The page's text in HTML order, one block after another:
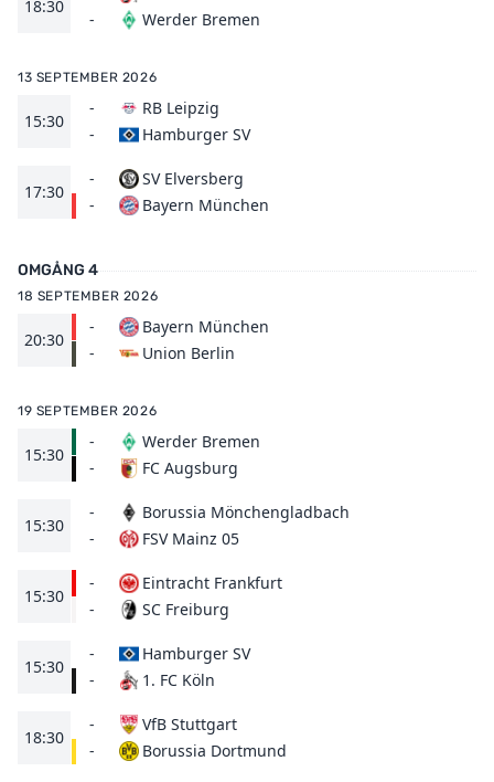
18:30
-
Werder Bremen
13 SEPTEMBER 2026
15:30
-
-
RB Leipzig
Hamburger SV
17:30
-
-
SV Elversberg
Bayern München
OMGÅNG 4
18 SEPTEMBER 2026
20:30
-
-
Bayern München
Union Berlin
19 SEPTEMBER 2026
15:30
-
-
Werder Bremen
FC Augsburg
15:30
-
-
Borussia Mönchengladbach
FSV Mainz 05
15:30
-
-
Eintracht Frankfurt
SC Freiburg
15:30
-
-
Hamburger SV
1. FC Köln
18:30
-
-
VfB Stuttgart
Borussia Dortmund